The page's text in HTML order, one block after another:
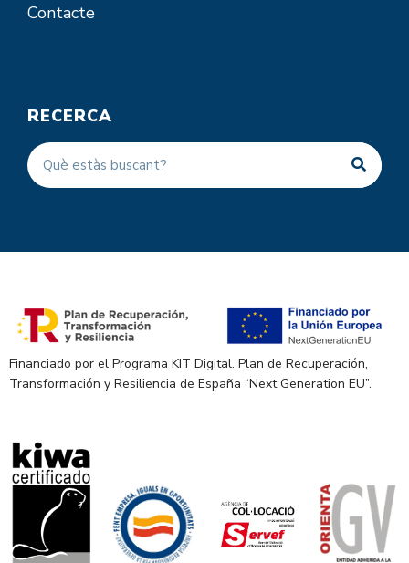
Contacte
RECERCA
Financiado por el Programa KIT Digital. Plan de Recuperación,
Transformación y Resiliencia de España “Next Generation EU”.